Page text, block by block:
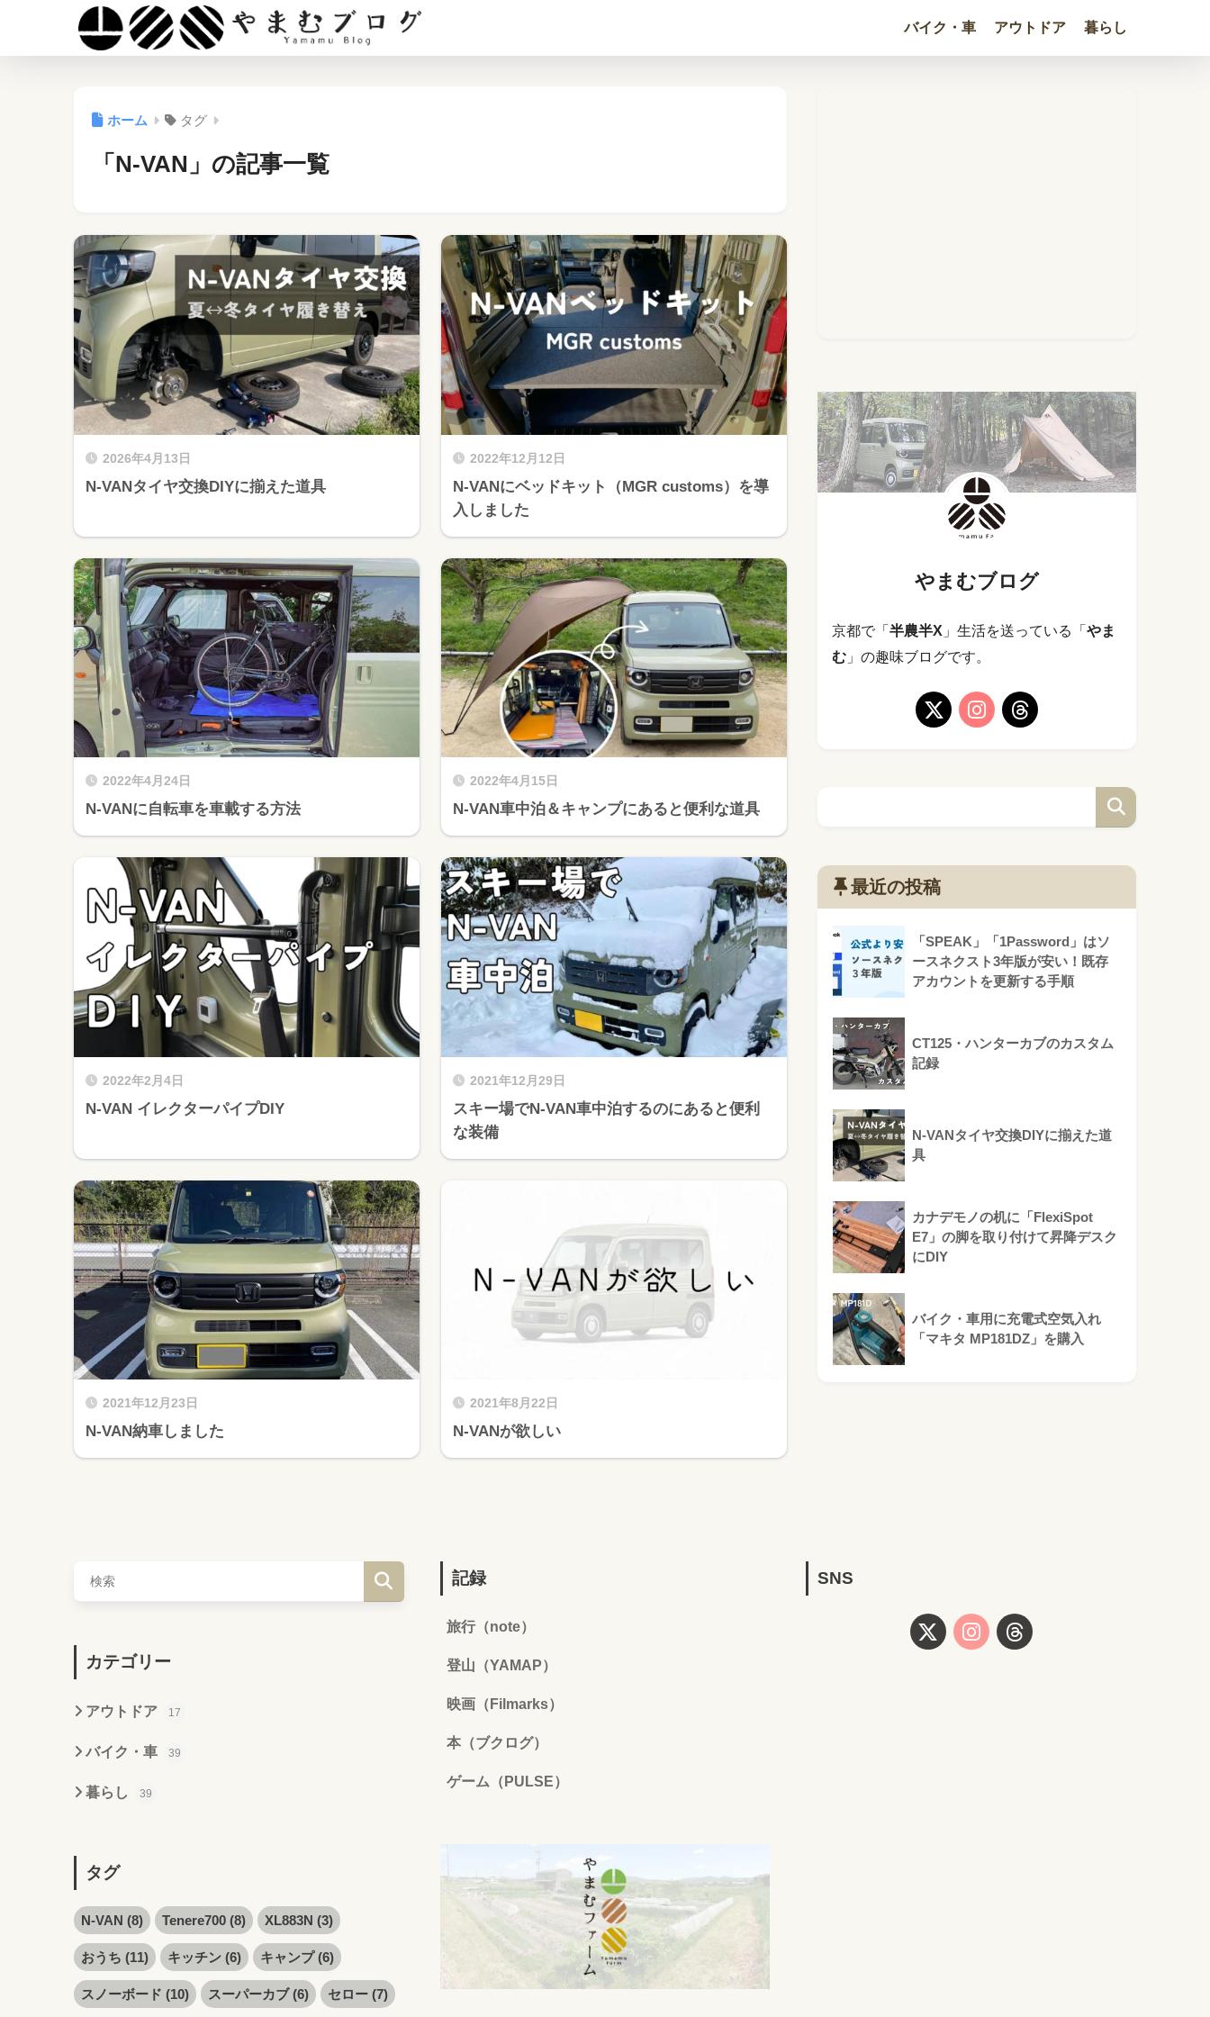
バイク・車 アウトドア 暮らし
ホーム タグ
「N-VAN」の記事一覧
2026年4月13日
N-VANタイヤ交換DIYに揃えた道具
2022年12月12日
N-VANにベッドキット（MGR customs）を導
入しました
2022年4月24日
N-VANに自転車を車載する方法
2022年4月15日
N-VAN車中泊＆キャンプにあると便利な道具
2022年2月4日
N-VAN イレクターパイプDIY
2021年12月29日
スキー場でN-VAN車中泊するのにあると便利
な装備
2021年12月23日
N-VAN納車しました
2021年8月22日
N-VANが欲しい
やまむブログ
京都で「 半農半X 」生活を送っている「 やま
む 」の趣味ブログです。
最近の投稿
「SPEAK」「1Password」はソ
ースネクスト3年版が安い！既存
アカウントを更新する手順
CT125・ハンターカブのカスタム
記録
N-VANタイヤ交換DIYに揃えた道
具
カナデモノの机に「FlexiSpot
E7」の脚を取り付けて昇降デスク
にDIY
バイク・車用に充電式空気入れ
「マキタ MP181DZ」を購入
カテゴリー
アウトドア 17
バイク・車 39
暮らし 39
タグ
N-VAN (8) Tenere700 (8) XL883N (3)
おうち (11) キッチン (6) キャンプ(6)
スノーボード (10) スーパーカブ(6) セロー (7)
記録
旅行（note）
登山（YAMAP）
映画（Filmarks）
本（ブクログ）
ゲーム（PULSE）
SNS